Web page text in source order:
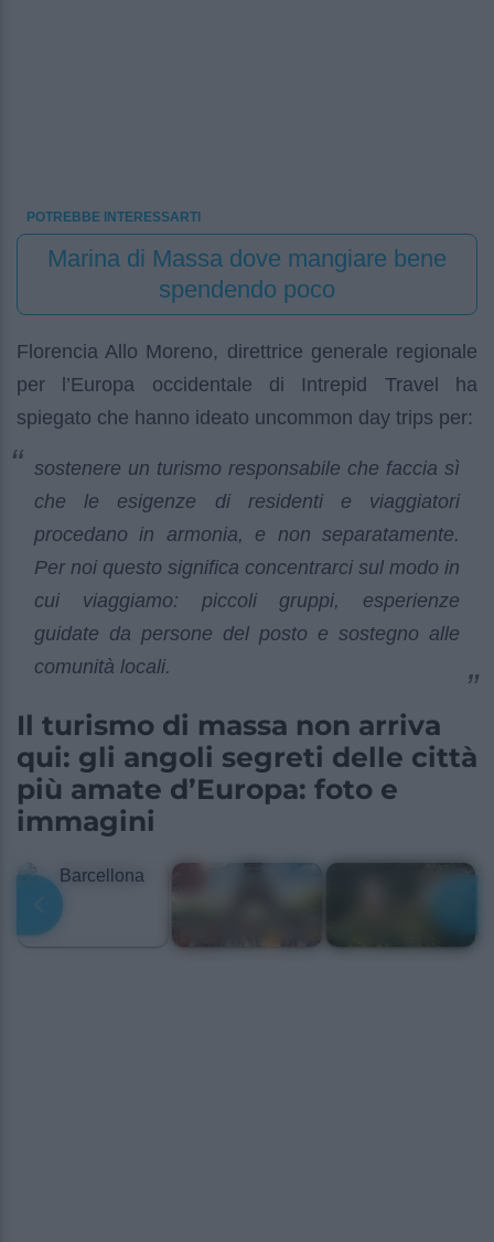
POTREBBE INTERESSARTI
Marina di Massa dove mangiare bene
spendendo poco
Florencia Allo Moreno, direttrice generale regionale
per l’Europa occidentale di Intrepid Travel ha
spiegato che hanno ideato uncommon day trips per:
sostenere un turismo responsabile che faccia sì
che le esigenze di residenti e viaggiatori
procedano in armonia, e non separatamente.
Per noi questo significa concentrarci sul modo in
cui viaggiamo: piccoli gruppi, esperienze
guidate da persone del posto e sostegno alle
comunità locali.
Il turismo di massa non arriva
qui: gli angoli segreti delle città
più amate d’Europa: foto e
immagini